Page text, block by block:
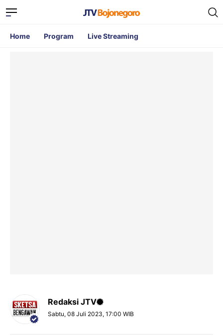
Home Program Live Streaming
Redaksi JTV
Sabtu, 08 Juli 2023, 17:00 WIB